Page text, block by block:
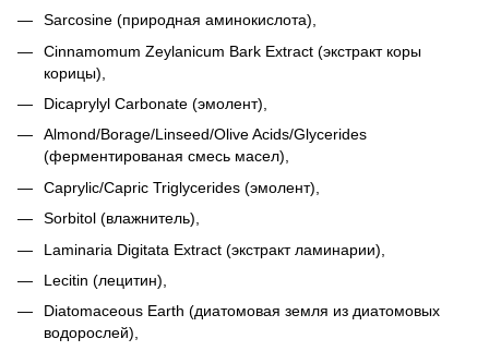
Sarcosine (природная аминокислота),
Cinnamomum Zeylanicum Bark Extract (экстракт коры
корицы),
Dicaprylyl Carbonate (эмолент),
Almond/Borage/Linseed/Olive Acids/Glycerides
(ферментированая смесь масел),
Caprylic/Capric Triglycerides (эмолент),
Sorbitol (влажнитель),
Laminaria Digitata Extract (экстракт ламинарии),
Lecitin (лецитин),
Diatomaceous Earth (диатомовая земля из диатомовых
водорослей),